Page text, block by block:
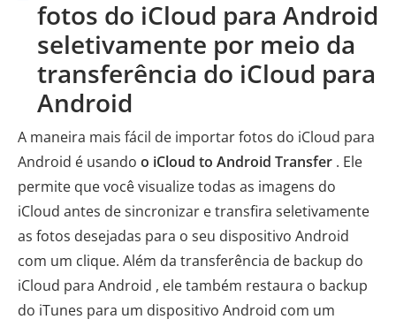
fotos do iCloud para Android
seletivamente por meio da
transferência do iCloud para
Android
A maneira mais fácil de importar fotos do iCloud para
Android é usando o iCloud to Android Transfer . Ele
permite que você visualize todas as imagens do
iCloud antes de sincronizar e transfira seletivamente
as fotos desejadas para o seu dispositivo Android
com um clique. Além da transferência de backup do
iCloud para Android , ele também restaura o backup
do iTunes para um dispositivo Android com um